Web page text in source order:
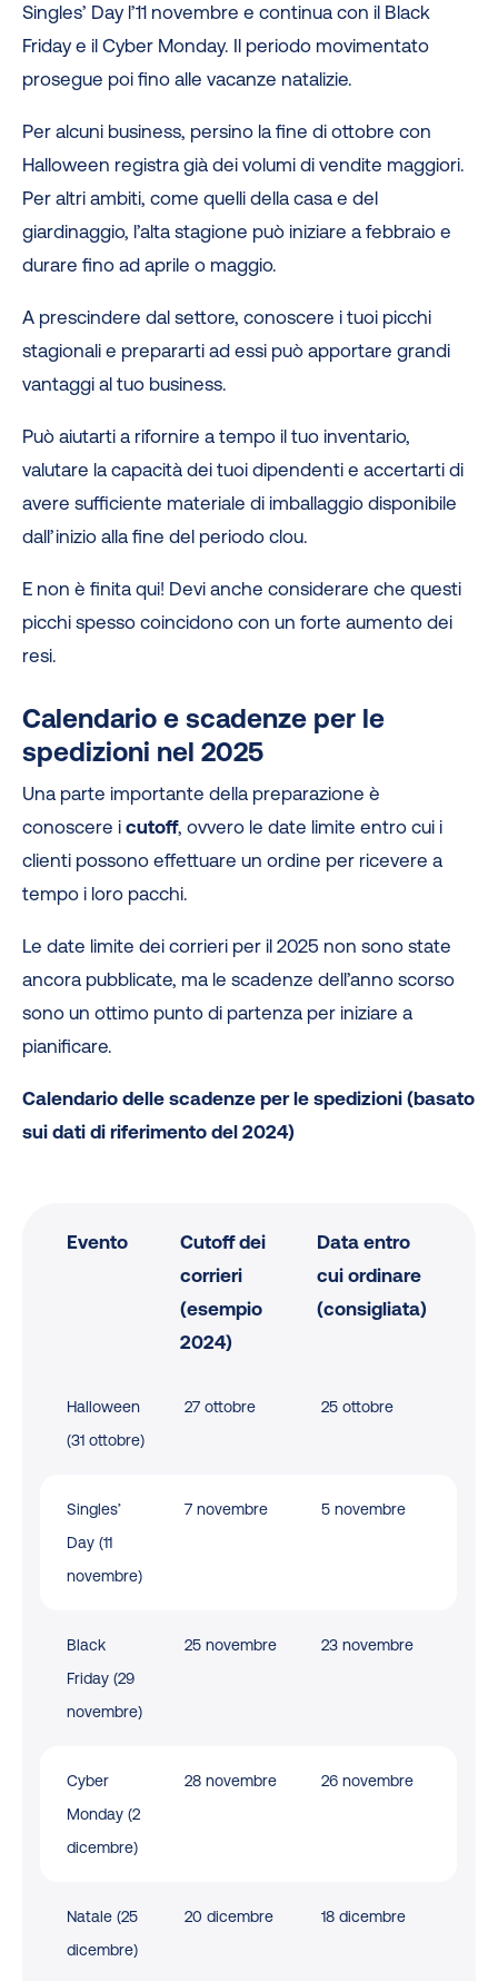
Singles’ Day l’11 novembre e continua con il Black
Friday e il Cyber Monday. Il periodo movimentato
prosegue poi fino alle vacanze natalizie.
Per alcuni business, persino la fine di ottobre con
Halloween registra già dei volumi di vendite maggiori.
Per altri ambiti, come quelli della casa e del
giardinaggio, l’alta stagione può iniziare a febbraio e
durare fino ad aprile o maggio.
A prescindere dal settore, conoscere i tuoi picchi
stagionali e prepararti ad essi può apportare grandi
vantaggi al tuo business.
Può aiutarti a rifornire a tempo il tuo inventario,
valutare la capacità dei tuoi dipendenti e accertarti di
avere sufficiente materiale di imballaggio disponibile
dall’inizio alla fine del periodo clou.
E non è finita qui! Devi anche considerare che questi
picchi spesso coincidono con un forte aumento dei
resi.
Calendario e scadenze per le
spedizioni nel 2025
Una parte importante della preparazione è
conoscere icutoff, ovvero le date limite entro cui i
clienti possono effettuare un ordine per ricevere a
tempo i loro pacchi.
Le date limite dei corrieri per il 2025 non sono state
ancora pubblicate, ma le scadenze dell’anno scorso
sono un ottimo punto di partenza per iniziare a
pianificare.
Calendario delle scadenze per le spedizioni (basato
sui dati di riferimento del 2024)
Evento
Cutoff dei
corrieri
(esempio
2024)
Data entro
cui ordinare
(consigliata)
Halloween
(31 ottobre)
27 ottobre 25 ottobre
Singles’
Day (11
novembre)
7 novembre 5 novembre
Black
Friday (29
novembre)
25 novembre 23 novembre
Cyber
Monday (2
dicembre)
28 novembre 26 novembre
Natale (25
dicembre)
20 dicembre 18 dicembre